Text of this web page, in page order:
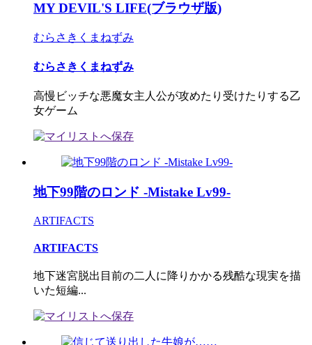
MY DEVIL'S LIFE(ブラウザ版)
むらさきくまねずみ
むらさきくまねずみ
高慢ビッチな悪魔女主人公が攻めたり受けたりする乙
女ゲーム
地下99階のロンド -Mistake Lv99-
ARTIFACTS
ARTIFACTS
地下迷宮脱出目前の二人に降りかかる残酷な現実を描
いた短編...